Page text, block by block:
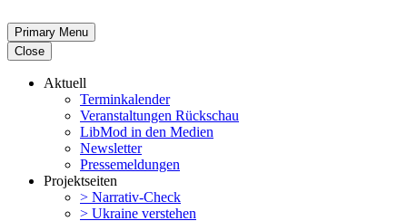
Primary Menu
Close
Aktuell
Termin­ka­lender
Veran­stal­tungen Rückschau
LibMod in den Medien
Newsletter
Presse­mel­dungen
Projekt­seiten
> Narrativ-Check
> Ukraine verstehen